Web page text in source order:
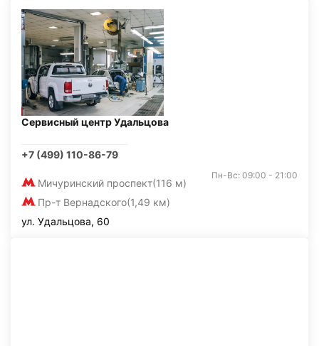
Сервисный центр Удальцова
+7 (499) 110-86-79
Мичуринский проспект(116 м)
Пр-т Вернадского(1,49 км)
Пн-Вс: 09:00 - 21:00
ул. Удальцова, 60